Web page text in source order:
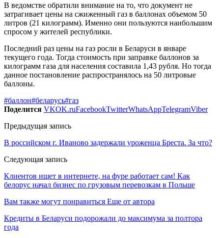
В ведомстве обратили внимание на то, что документ не
затрагивает цены на сжиженный газ в баллонах объемом 50
литров (21 килограмм). Именно они пользуются наибольшим
спросом у жителей республики.
Последний раз цены на газ росли в Беларуси в январе
текущего года. Тогда стоимость при заправке баллонов за
килограмм газа для населения составила 1,43 рубля. Но тогда
данное постановление распространялось на 50 литровые
баллоны.
#баллон#беларусь#газ
Поделится VKOK.ruFacebookTwitterWhatsAppTelegramViber
Предыдущая запись
В российском г. Иваново задержали уроженца Бреста. За что?
Следующая запись
Клиентов ищет в интернете, на фуре работает сам! Как
белорус начал бизнес по грузовым перевозкам в Польше
Вам также могут понравиться Еще от автора
Кредиты в Беларуси подорожали до максимума за полтора
года